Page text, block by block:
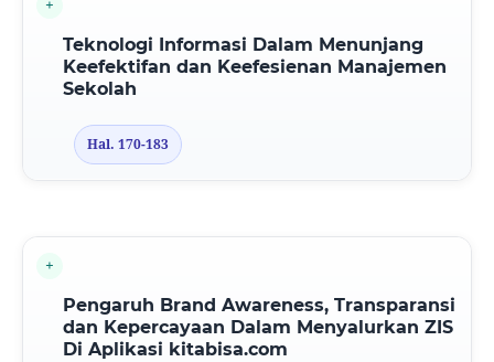
Teknologi Informasi Dalam Menunjang
Keefektifan dan Keefesienan Manajemen
Sekolah
Hal. 170-183
Pengaruh Brand Awareness, Transparansi
dan Kepercayaan Dalam Menyalurkan ZIS
Di Aplikasi kitabisa.com